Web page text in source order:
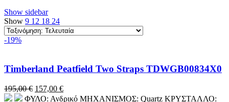
Show sidebar
Show 9 12 18 24
-19%
Timberland Peatfield Two Straps TDWGB00834X0
195,00€ Original
price
157,00 €Η
τρέχουσα
ΦΥΛΟ: Ανδρικό ΜΗΧΑΝΙΣΜΟΣ: Quartz ΚΡΥΣΤΑΛΛΟ: